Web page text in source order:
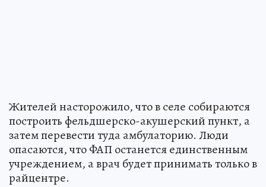
Жителей насторожило, что в селе собираются
построить фельдшерско-акушерский пункт, а
затем перевести туда амбулаторию. Люди
опасаются, что ФАП останется единственным
учреждением, а врач будет принимать только в
райцентре.